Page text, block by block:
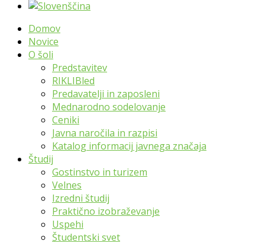
Domov
Novice
O šoli
Predstavitev
RIKLIBled
Predavatelji in zaposleni
Mednarodno sodelovanje
Ceniki
Javna naročila in razpisi
Katalog informacij javnega značaja
Študij
Gostinstvo in turizem
Velnes
Izredni študij
Praktično izobraževanje
Uspehi
Študentski svet